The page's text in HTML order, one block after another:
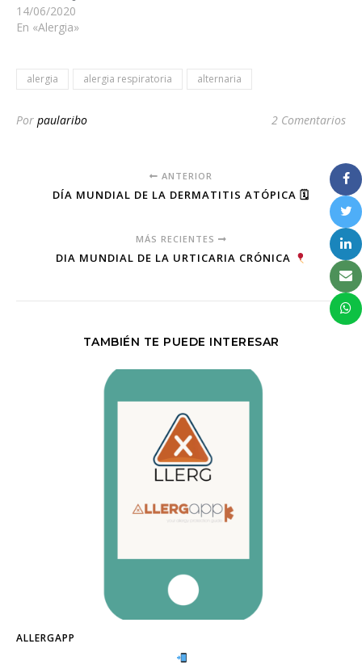
14/06/2020
En «Alergia»
alergia alergia respiratoria alternaria
Por paularibo 2 Comentarios
ANTERIOR
DÍA MUNDIAL DE LA DERMATITIS ATÓPICA 🗓
MÁS RECIENTES
DIA MUNDIAL DE LA URTICARIA CRÓNICA
TAMBIÉN TE PUEDE INTERESAR
ALLERGAPP